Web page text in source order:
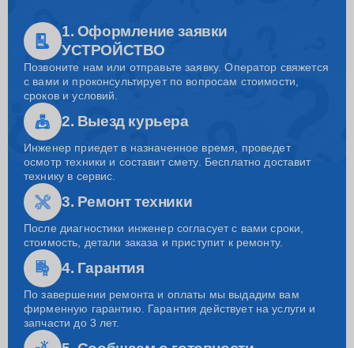
1. Оформление заявки
УСТРОЙСТВО
Позвоните нам или отправьте заявку. Оператор свяжется
с вами и проконсультирует по вопросам стоимости,
сроков и условий.
2. Выезд курьера
Инженер приедет в назначенное время, проведет
осмотр техники и составит смету. Бесплатно доставит
технику в сервис.
3. Ремонт техники
После диагностики инженер согласует с вами сроки,
стоимость, детали заказа и приступит к ремонту.
4. Гарантия
По завершении ремонта и оплаты мы выдадим вам
фирменную гарантию. Гарантия действует на услуги и
запчасти до 3 лет.